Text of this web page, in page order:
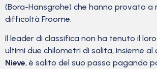
(Bora-Hansgrohe) che hanno provato a
difficoltà Froome.
Il leader di classifica non ha tenuto il
ultimi due chilometri di salita, insieme al
Nieve, è salito del suo passo pagando